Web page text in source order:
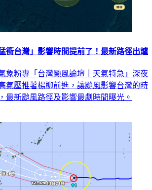
衝台灣」影響時間提前了！最新路徑出爐
象粉專「台灣颱風論壇｜天氣特急」深夜
氣壓推著楊柳前進，讓颱風影響台灣的時
最新颱風路徑及影響最劇時間曝光。